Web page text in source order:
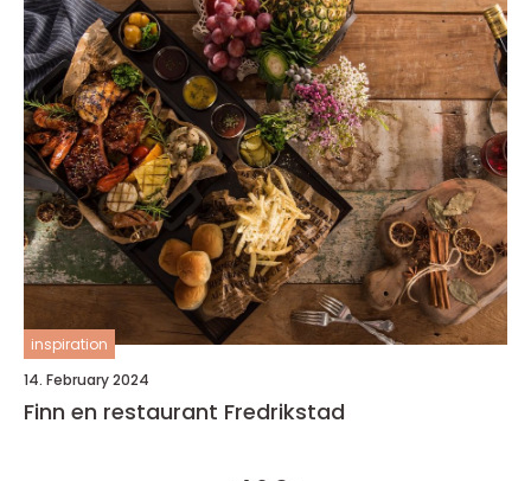
inspiration
14. February 2024
Finn en restaurant Fredrikstad